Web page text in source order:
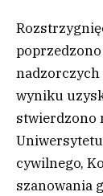
wyniku
stwierdzono
cywilnego,
szanowania